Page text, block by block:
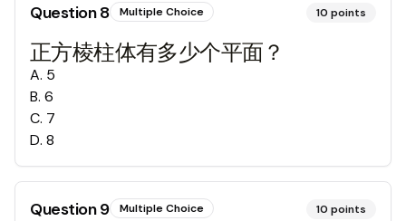
Question8 Multiple Choice 10 points
正方棱柱体有多少个平面？
A. 5
B. 6
C. 7
D. 8
Question9 Multiple Choice 10 points